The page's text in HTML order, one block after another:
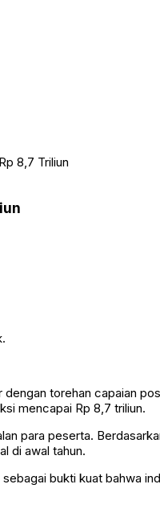
8,7 Triliun
torehan capaian
mencapai Rp 8,7 triliun.
para peserta.
di awal tahun.
bukti kuat bahwa